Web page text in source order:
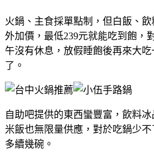
火鍋、主食採單點制，但白飯、
外加價，最低239元就能吃到飽，
午沒有休息，放假睡飽後再來大
了。
自助吧提供的東西蠻豐富，飲料
米飯也無限量供應，對於吃鍋少
多續幾碗。